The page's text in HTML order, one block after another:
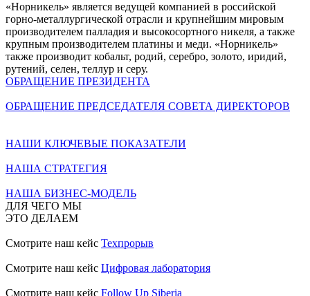
«Норникель» является ведущей компанией в российской
горно-металлургической отрасли и крупнейшим мировым
производителем палладия и высокосортного никеля, а также
крупным производителем платины и меди. «Норникель»
также производит кобальт, родий, серебро, золото, иридий,
рутений, селен, теллур и серу.
ОБРАЩЕНИЕ ПРЕЗИДЕНТА
ОБРАЩЕНИЕ ПРЕДСЕДАТЕЛЯ СОВЕТА ДИРЕКТОРОВ
НАШИ КЛЮЧЕВЫЕ ПОКАЗАТЕЛИ
НАША СТРАТЕГИЯ
НАША БИЗНЕС-МОДЕЛЬ
ДЛЯ ЧЕГО МЫ
ЭТО ДЕЛАЕМ
Смотрите наш кейс Техпрорыв
Смотрите наш кейс Цифровая лаборатория
Смотрите наш кейс Follow Up Siberia